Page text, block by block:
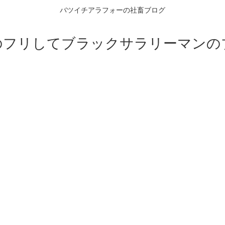
バツイチアラフォーの社畜ブログ
フリしてブラックサラリーマンの